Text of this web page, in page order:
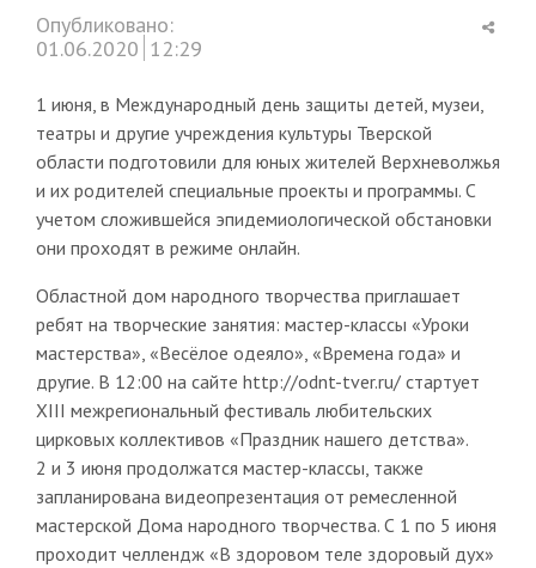
Опубликовано:
01.06.2020 12:29
1 июня, в Международный день защиты детей, музеи,
театры и другие учреждения культуры Тверской
области подготовили для юных жителей Верхневолжья
и их родителей специальные проекты и программы. С
учетом сложившейся эпидемиологической обстановки
они проходят в режиме онлайн.
Областной дом народного творчества приглашает
ребят на творческие занятия: мастер-классы «Уроки
мастерства», «Весёлое одеяло», «Времена года» и
другие. В 12:00 на сайте http://odnt-tver.ru/ стартует
XIII межрегиональный фестиваль любительских
цирковых коллективов «Праздник нашего детства».
2 и 3 июня продолжатся мастер-классы, также
запланирована видеопрезентация от ремесленной
мастерской Дома народного творчества. С 1 по 5 июня
проходит челлендж «В здоровом теле здоровый дух»